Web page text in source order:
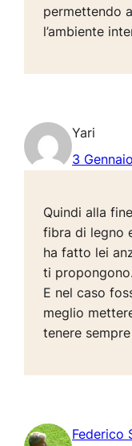
permettendo
l’ambiente
Yari
3
Quindi alla
fibra di legno
ha fatto lei
ti propongono.
E nel caso
meglio
tenere
Federico